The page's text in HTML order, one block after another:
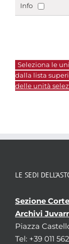
Info
Seleziona le
dalla lista
delle unità
LE SEDI
Sezione Corte
Archivi
Piazza
Tel: +39 011